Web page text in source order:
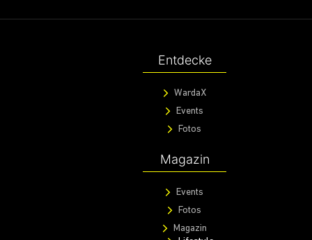
Entdecke
WardaX
Events
Fotos
Magazin
Events
Fotos
Magazin